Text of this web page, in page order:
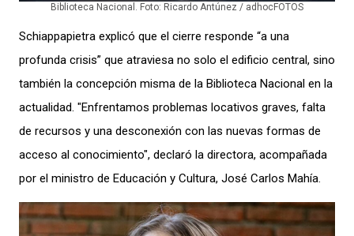
Biblioteca Nacional. Foto: Ricardo Antúnez / adhocFOTOS
Schiappapietra explicó que el cierre responde “a una
profunda crisis” que atraviesa no solo el edificio central, sino
también la concepción misma de la Biblioteca Nacional en la
actualidad. "Enfrentamos problemas locativos graves, falta
de recursos y una desconexión con las nuevas formas de
acceso al conocimiento", declaró la directora, acompañada
por el ministro de Educación y Cultura, José Carlos Mahía.